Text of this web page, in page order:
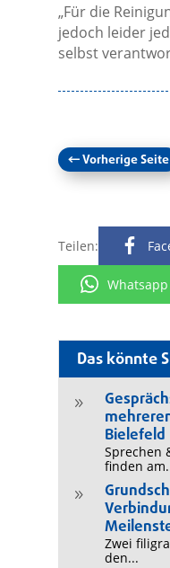
Das könnte
9
Bielefeld
Sprechen
finden
9
Zwei
den...
„Für die
jedoch leider
selbst
←Vorherige Seite
Teilen:
Whatsapp